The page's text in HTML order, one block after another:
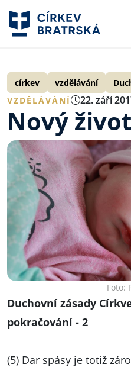
církev vzdělávání
VZDĚLÁVÁNÍ
22. září
Nový život
Foto:
Duchovní zásady
pokračování - 2
(5) Dar spásy je totiž